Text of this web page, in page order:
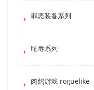
罪恶装备系列
耻辱系列
肉鸽游戏 roguelike